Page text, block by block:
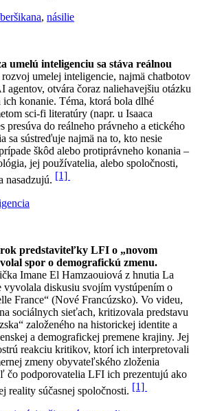
, násilie
umelú inteligenciu sa stáva reálnou
umelej inteligencie, najmä chatbotov
agentov, otvára čoraz naliehavejšiu otázku
ich konanie. Téma, ktorá bola dlhé
sci-fi literatúry (napr. u Isaaca
presúva do reálneho právneho a etického
sa sústreďuje najmä na to, kto nesie
škôd alebo protiprávneho konania –
jej používatelia, alebo spoločnosti,
nasadzujú. [1]
predstaviteľky LFI o „novom
spor o demografickú zmenu.
Imane El Hamzaouiová z hnutia La
vyvolala diskusiu svojím vystúpením o
France“ (Nové Francúzsko). Vo videu,
sociálnych sieťach, kritizovala predstavu
založeného na historickej identite a
a demografickej premene krajiny. Jej
reakciu kritikov, ktorí ich interpretovali
zmeny obyvateľského zloženia
čo podporovatelia LFI ich prezentujú ako
reality súčasnej spoločnosti. [1]